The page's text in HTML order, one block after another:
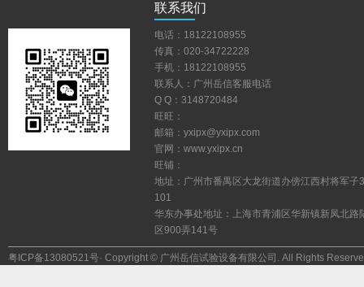
联系我们
电话：18122108955
传真：020-34722228
手机：18122108955
联系人：广州岳信客服电话
QQ：3148720484
旺旺：
邮箱：yxipx@yxipx.com
官网：www.yxipx.cn
旺铺：
地址：广州市番禺区大龙街道办傍江西村将军子
101
华东办事处地址：上海市青浦区华新镇新凤北路
区900弄141号
粤ICP备13080521号·Copyright©广州岳信试验设备有限公司